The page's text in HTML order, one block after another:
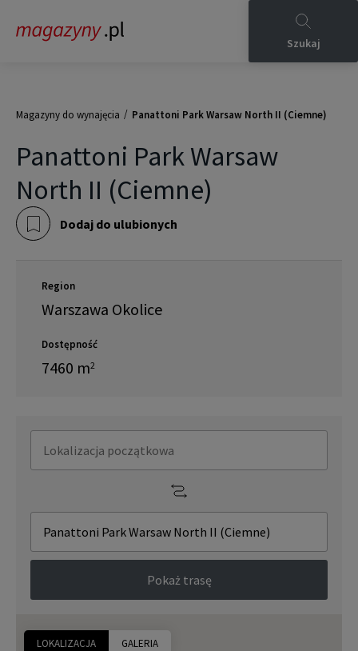
Szukaj
Magazyny do wynajęcia / Panattoni Park Warsaw North II (Ciemne)
Panattoni Park Warsaw
North II (Ciemne)
Dodaj do ulubionych
Region
Warszawa Okolice
Dostępność
7460 m2
LOKALIZACJA GALERIA
Pokaż trasę